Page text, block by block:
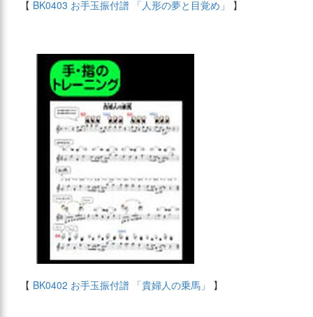
【 BK0403 お手玉振付譜 「人形の夢と目覚め」 】
【 BK0402 お手玉振付譜 「貴婦人の乗馬」 】